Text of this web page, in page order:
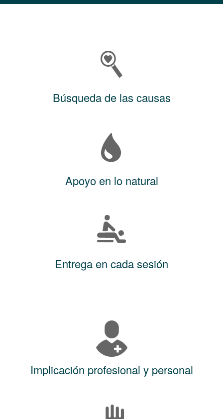
Búsqueda de las causas
Apoyo en lo natural
Entrega en cada sesión
Implicación profesional y personal